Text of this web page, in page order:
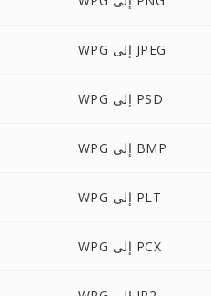
WPG إلى JPEG
WPG إلى PSD
WPG إلى BMP
WPG إلى PLT
WPG إلى PCX